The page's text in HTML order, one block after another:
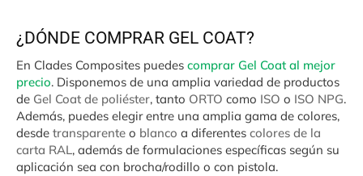
¿DÓNDE COMPRAR GEL COAT?
En Clades Composites puedes comprar Gel Coat al mejor
precio. Disponemos de una amplia variedad de productos
de Gel Coat de poliéster, tanto ORTO como ISO o ISO NPG.
Además, puedes elegir entre una amplia gama de colores,
desde transparente o blanco a diferentes colores de la
carta RAL, además de formulaciones específicas según su
aplicación sea con brocha/rodillo o con pistola.